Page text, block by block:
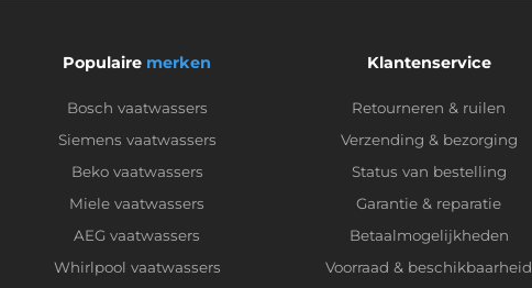
Populaire merken
Bosch vaatwassers
Siemens vaatwassers
Beko vaatwassers
Miele vaatwassers
AEG vaatwassers
Whirlpool vaatwassers
Klantenservice
Retourneren & ruilen
Verzending & bezorging
Status van bestelling
Garantie & reparatie
Betaalmogelijkheden
Voorraad & beschikbaarheid